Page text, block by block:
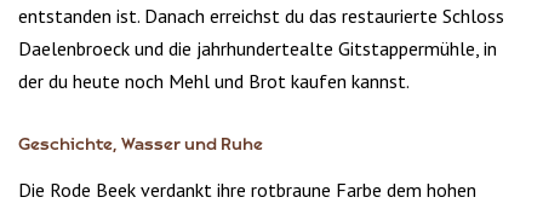
entstanden ist. Danach erreichst du das restaurierte Schloss
Daelenbroeck und die jahrhundertealte Gitstappermühle, in
der du heute noch Mehl und Brot kaufen kannst.
Geschichte, Wasser und Ruhe
Die Rode Beek verdankt ihre rotbraune Farbe dem hohen